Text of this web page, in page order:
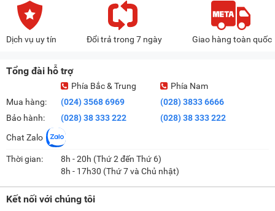
Dịch vụ uy tín Đổi trả trong 7 ngày Giao hàng toàn quốc
Tổng đài hỗ trợ
Mua hàng:
Bảo hành:
Phía Bắc & Trung
(024) 3568 6969
(028) 38 333 222
Phía Nam
(028) 3833 6666
(028) 38 333 222
Chat Zalo
Thời gian:
8h - 20h (Thứ 2 đến Thứ 6)
8h - 17h30 (Thứ 7 và Chủ nhật)
Kết nối với chúng tôi